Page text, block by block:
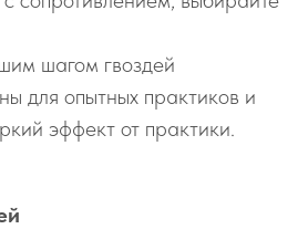
шагом гвоздей
для опытных практиков и
эффект от практики.